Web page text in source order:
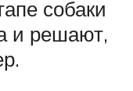
собаки
и решают,